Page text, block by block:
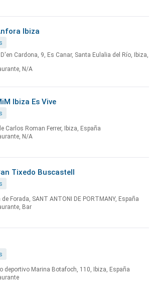
Ibiza
Cardona, 9, Es Canar, Santa Eulalia del Río, Ibiza,
N/A
Ibiza Es Vive
Carlos Roman Ferrer, Ibiza, España
N/A
Tixedo Buscastell
de Forada, SANT ANTONI DE PORTMANY, España
Bar
deportivo Marina Botafoch, 110, Ibiza, España